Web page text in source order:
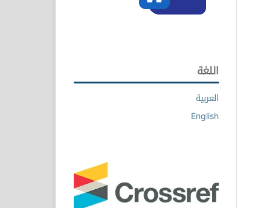
اللغة
العربية
English